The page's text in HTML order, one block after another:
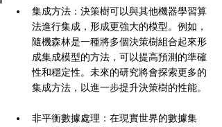
集成方法：決策樹可以與其他機器學習算
法進行集成，形成更強大的模型。例如，
隨機森林是一種將多個決策樹組合起來形
成集成模型的方法，可以提高預測的準確
性和穩定性。未來的研究將會探索更多的
集成方法，以進一步提升決策樹的性能。
非平衡數據處理：在現實世界的數據集